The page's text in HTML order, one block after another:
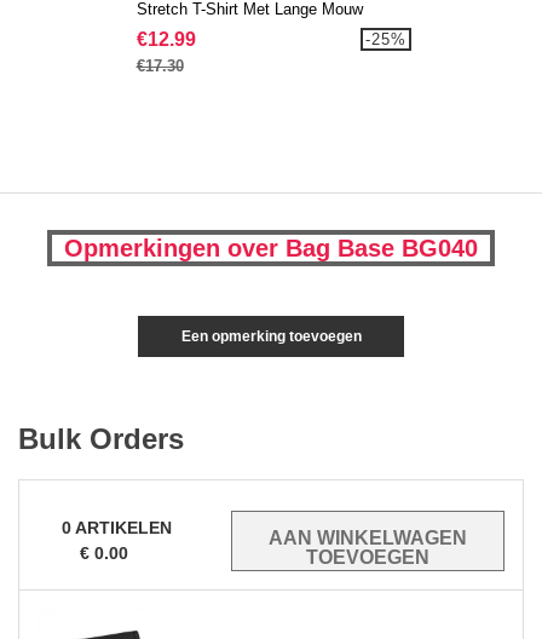
Stretch T-Shirt Met Lange Mouw
€12.99
€17.30
-25%
Opmerkingen over Bag Base BG040
Een opmerking toevoegen
Bulk Orders
0ARTIKELEN
€ 0.00